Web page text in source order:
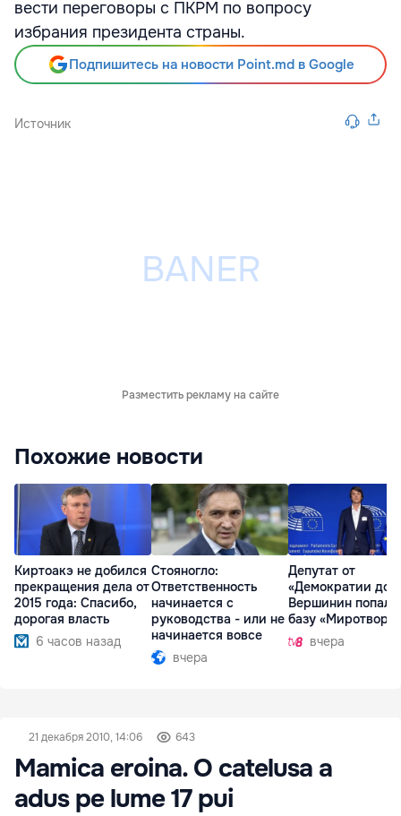
вести переговоры с ПКРМ по вопросу
избрания президента страны.
Подпишитесь на новости Point.md в Google
Источник
Разместить рекламу на сайте
Похожие новости
Киртоакэ не добился
прекращения дела от
2015 года: Спасибо,
дорогая власть
6 часов назад
Стояногло:
Ответственность
начинается с
руководства - или не
начинается вовсе
вчера
Депутат от
«Демократии
Вершинин попал в
базу
вчера
21 декабря 2010, 14:06 643
Mamica eroina. O catelusa a
adus pe lume 17 pui